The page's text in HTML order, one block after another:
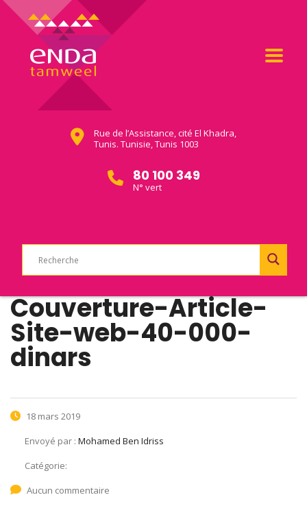
Rue de l’Assistance, cité El Khadra,
Tunis. Tunisie, Tunis 1003
80 100 349
N° vert
Couverture-Article-
Site-web-40-000-
dinars
18 mars 2019
Envoyé par : Mohamed Ben Idriss
Catégorie:
Aucun commentaire